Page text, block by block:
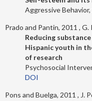
Aggressive Behavior
Prado and Pantin, 2011 G.
Reducing
Hispanic youth in
of research
Psychosocial
DOI
Pons and Buelga, 2011 J.